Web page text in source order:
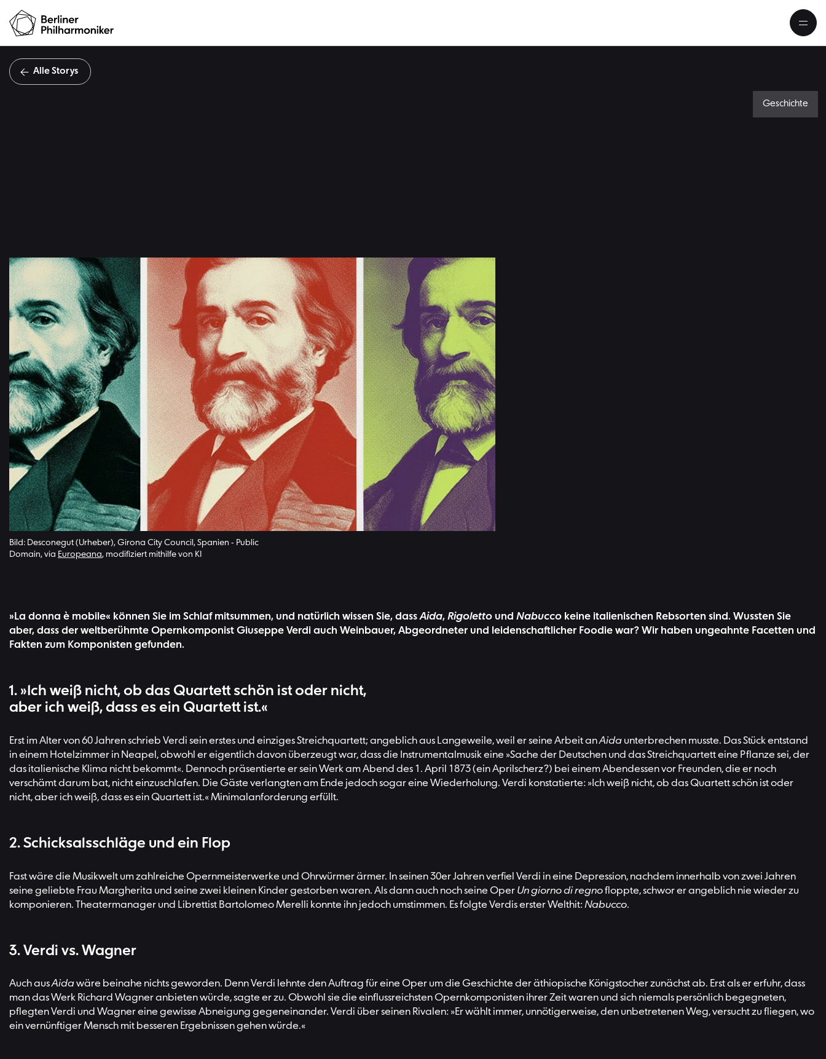
Alle Storys
Geschichte
Bild: Desconegut (Urheber), Girona City Council, Spanien - Public
Domain, via Europeana, modifiziert mithilfe von KI
»La donna è mobile« können Sie im Schlaf mitsummen, und natürlich wissen Sie, dassAida, Rigoletto und Nabucco keine italienischen Rebsorten sind. Wussten Sie
aber, dass der weltberühmte Opernkomponist Giuseppe Verdi auch Weinbauer, Abgeordneter und leidenschaftlicher Foodie war? Wir haben ungeahnte Facetten und
Fakten zum Komponisten gefunden.
1. »Ich weiß nicht, ob das Quartett schön ist oder nicht,
aber ich weiß, dass es ein Quartett ist.«
Erst im Alter von 60 Jahren schrieb Verdi sein erstes und einziges Streichquartett; angeblich aus Langeweile, weil er seine Arbeit anAida unterbrechen musste. Das Stück entstand
in einem Hotelzimmer in Neapel, obwohl er eigentlich davon überzeugt war, dass die Instrumentalmusik eine »Sache der Deutschen und das Streichquartett eine Pflanze sei, der
das italienische Klima nicht bekommt«. Dennoch präsentierte er sein Werk am Abend des 1. April 1873 (ein Aprilscherz?) bei einem Abendessen vor Freunden, die er noch
verschämt darum bat, nicht einzuschlafen. Die Gäste verlangten am Ende jedoch sogar eine Wiederholung. Verdi konstatierte: »Ich weiß nicht, ob das Quartett schön ist oder
nicht, aber ich weiß, dass es ein Quartett ist.« Minimalanforderung erfüllt.
2. Schicksalsschläge und ein Flop
Fast wäre die Musikwelt um zahlreiche Opernmeisterwerke und Ohrwürmer ärmer. In seinen 30er Jahren verfiel Verdi in eine Depression, nachdem innerhalb von zwei Jahren
seine geliebte Frau Margherita und seine zwei kleinen Kinder gestorben waren. Als dann auch noch seine Oper Un giorno di regnofloppte, schwor er angeblich nie wieder zu
komponieren. Theatermanager und Librettist Bartolomeo Merelli konnte ihn jedoch umstimmen. Es folgte Verdis erster Welthit: Nabucco.
3. Verdi vs. Wagner
Auch ausAidawäre beinahe nichts geworden. Denn Verdi lehnte den Auftrag für eine Oper um die Geschichte der äthiopische Königstocher zunächst ab. Erst als er erfuhr, dass
man das Werk Richard Wagner anbieten würde, sagte er zu. Obwohl sie die einflussreichsten Opernkomponisten ihrer Zeit waren und sich niemals persönlich begegneten,
pflegten Verdi und Wagner eine gewisse Abneigung gegeneinander. Verdi über seinen Rivalen: »Er wählt immer, unnötigerweise, den unbetretenen Weg, versucht zu fliegen, wo
ein vernünftiger Mensch mit besseren Ergebnissen gehen würde.«